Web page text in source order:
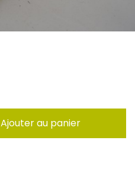
Ajouter au panier